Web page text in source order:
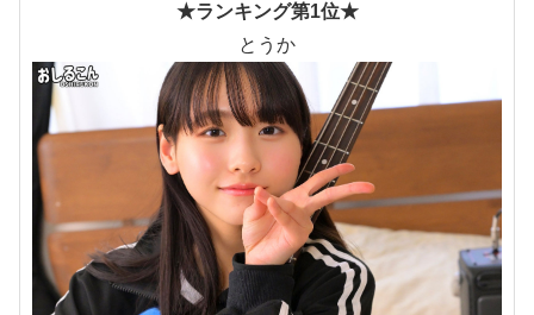
★ランキング第1位★
とうか